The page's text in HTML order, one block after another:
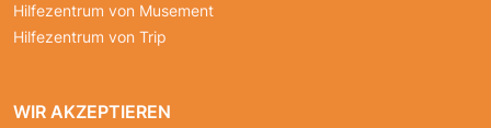
Hilfezentrum von Musement
Hilfezentrum von Trip
WIR AKZEPTIEREN